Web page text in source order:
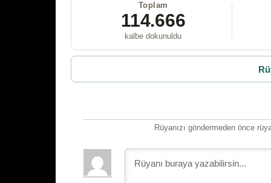
Toplam
114.666
kalbe dokunuldu
Rüyanızı göndermeden önce